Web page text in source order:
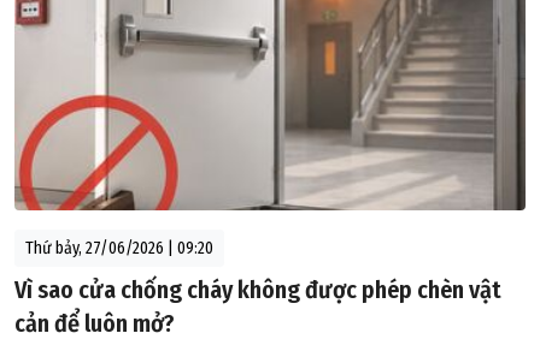
Thứ bảy, 27/06/2026 | 09:20
Vì sao cửa chống cháy không được phép chèn vật
cản để luôn mở?